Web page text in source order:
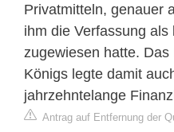
Privatmitteln, genauer
ihm die Verfassung
zugewiesen hatte.
Königs legte damit
jahrzehntelange
Antrag auf Entfernung der